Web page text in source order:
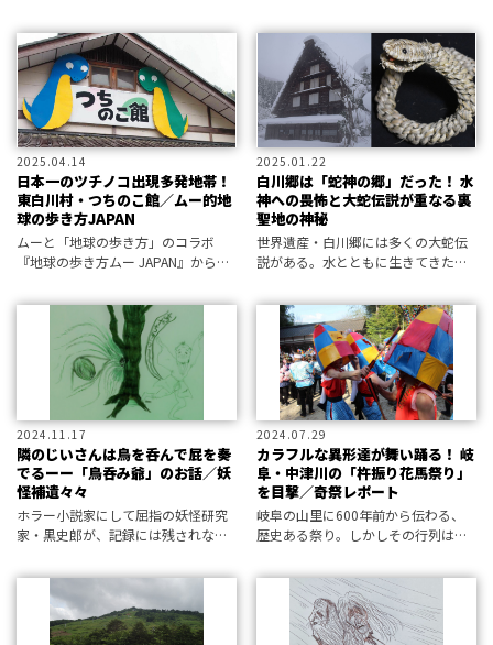
小説家にして屈指の妖怪研究家・黒
史郎が、記録には残されながらも
人々から“忘れ去られた妖怪”を発掘
する、そ
2025.04.14
日本一のツチノコ出現多発地帯！
東白川村・つちのこ館／ムー的地
球の歩き方JAPAN
ムーと「地球の歩き方」のコラボ
『地球の歩き方ムー JAPAN』から、
2025.01.22
白川郷は「蛇神の郷」だった！ 水
神への畏怖と大蛇伝説が重なる裏
聖地の神秘
世界遺産・白川郷には多くの大蛇伝
説がある。水とともに生きてきた山
2024.11.17
隣のじいさんは鳥を呑んで屁を奏
でるーー「鳥呑み爺」のお話／妖
怪補遺々々
ホラー小説家にして屈指の妖怪研究
家・黒史郎が、記録には残されなが
発掘する、それが「妖怪補
遺々々」！ 今回は昔話でおなじみの
バイプレイヤー「隣の爺」の悲しき
顛末から補遺
2024.07.29
カラフルな異形達が舞い踊る！ 岐
阜・中津川の「杵振り花馬祭り」
を目撃／奇祭レポート
岐阜の山里に600年前から伝わる、
歴史ある祭り。しかしその行列はま
撃的なビジュアルだった…！